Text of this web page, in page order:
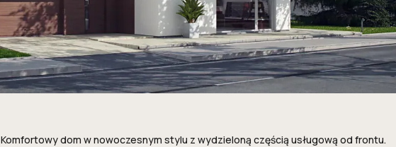
Komfortowy dom w nowoczesnym stylu z wydzieloną częścią usługową od frontu.